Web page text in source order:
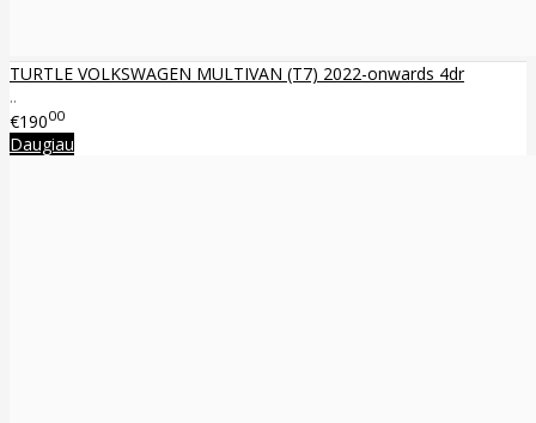
TURTLE VOLKSWAGEN MULTIVAN (T7) 2022-onwards 4dr
..
€19000
Daugiau